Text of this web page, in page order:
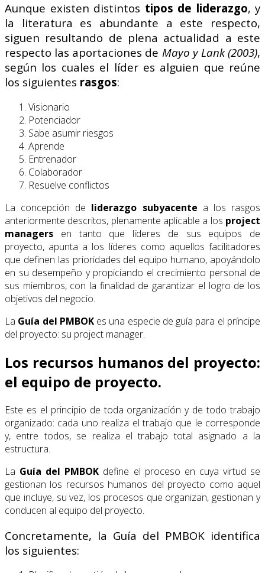
Aunque existen distintos tipos de liderazgo, y
la literatura es abundante a este respecto,
siguen resultando de plena actualidad a este
respecto las aportaciones de Mayo y Lank (2003),
según los cuales el líder es alguien que reúne
los siguientes rasgos:
Visionario
Potenciador
Sabe asumir riesgos
Aprende
Entrenador
Colaborador
Resuelve conflictos
La concepción de liderazgo subyacente a los rasgos
anteriormente descritos, plenamente aplicable a los project
managers en tanto que líderes de sus equipos de
proyecto, apunta a los líderes como aquellos facilitadores
que definen las prioridades del equipo humano, apoyándolo
en su desempeño y propiciando el crecimiento personal de
sus miembros, con la finalidad de garantizar el logro de los
objetivos del negocio.
La Guía del PMBOKes una especie de guía para el príncipe
del proyecto: su project manager.
Los recursos humanos del proyecto:
el equipo de proyecto.
Este es el principio de toda organización y de todo trabajo
organizado: cada uno realiza el trabajo que le corresponde
y, entre todos, se realiza el trabajo total asignado a la
estructura.
La Guía del PMBOK define el proceso en cuya virtud se
gestionan los recursos humanos del proyecto como aquel
que incluye, su vez, los procesos que organizan, gestionan y
conducen al equipo del proyecto.
Concretamente, la Guía del PMBOK identifica
los siguientes: